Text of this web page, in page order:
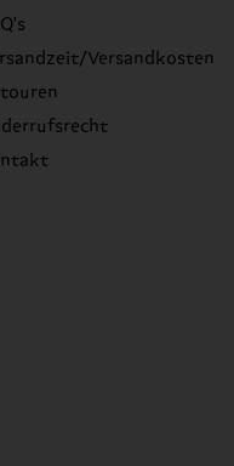
Versandkosten